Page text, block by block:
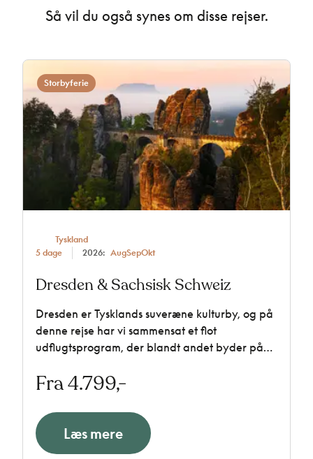
Så vil du også synes om disse rejser.
Storbyferie
Tyskland
5 dage
2026: AugSepOkt
Dresden & Sachsisk Schweiz
Dresden er Tysklands suveræne kulturby, og på
denne rejse har vi sammensat et flot
udflugtsprogram, der blandt andet byder på
Zwinger og udflugt til Sachsisk Schweiz.
Fra 4.799,-
Læs mere